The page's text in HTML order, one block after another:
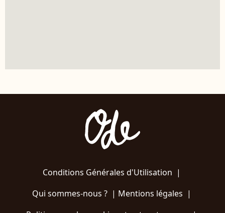
Conditions Générales d'Utilisation |
Qui sommes-nous ?| Mentions légales |